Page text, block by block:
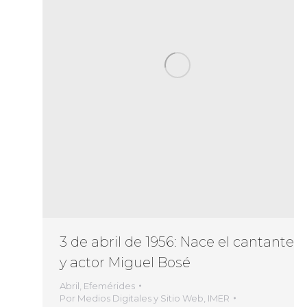
3 de abril de 1956: Nace el cantante
y actor Miguel Bosé
Abril Efemérides
Por Medios Digitales y Sitio Web, IMER